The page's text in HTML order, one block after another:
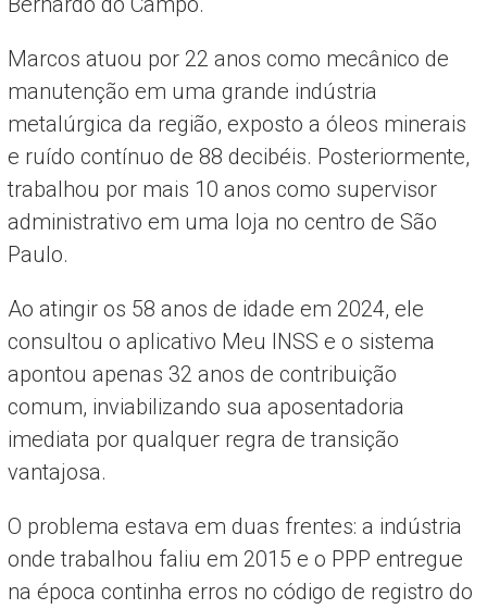
Marcos atuou por 22 anos como mecânico de
manutenção em uma grande indústria
metalúrgica da região, exposto a óleos minerais
e ruído contínuo de 88 decibéis. Posteriormente,
trabalhou por mais 10 anos como supervisor
administrativo em uma loja no centro de São
Paulo.
Ao atingir os 58 anos de idade em 2024, ele
consultou o aplicativo Meu INSS e o sistema
apontou apenas 32 anos de contribuição
comum, inviabilizando sua aposentadoria
imediata por qualquer regra de transição
vantajosa.
O problema estava em duas frentes: a indústria
onde trabalhou faliu em 2015 e o PPP entregue
na época continha erros no código de registro do